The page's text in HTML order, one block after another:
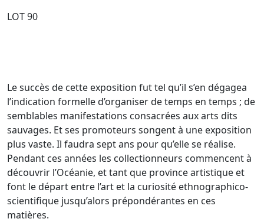
LOT 90
Le succès de cette exposition fut tel qu’il s’en dégagea
l’indication formelle d’organiser de temps en temps ; de
semblables manifestations consacrées aux arts dits
sauvages. Et ses promoteurs songent à une exposition
plus vaste. Il faudra sept ans pour qu’elle se réalise.
Pendant ces années les collectionneurs commencent à
découvrir l’Océanie, et tant que province artistique et
font le départ entre l’art et la curiosité ethnographico-
scientifique jusqu’alors prépondérantes en ces
matières.